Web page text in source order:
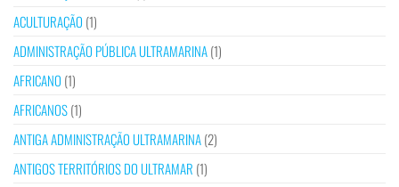
ACULTURAÇÃO (1)
ADMINISTRAÇÃO PÚBLICA ULTRAMARINA(1)
AFRICANO (1)
AFRICANOS(1)
ANTIGA ADMINISTRAÇÃO ULTRAMARINA(2)
ANTIGOS TERRITÓRIOS DO ULTRAMAR (1)